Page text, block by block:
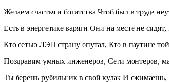
Желаем счастья и богатства Чтоб был в труде
Есть в энергетике варяги Они на месте не
Кто сетью ЛЭП страну опутал, Кто в паутине
Поздравим умных инженеров, Сети монтеров,
Ты берешь рубильник в свой кулак И сжимаешь,